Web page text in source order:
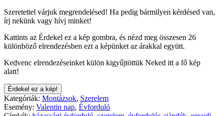
Szeretettel várjuk megrendelésed! Ha pedig bármilyen kérdésed van,
írj nekünk vagy hívj minket!
Kattints az Érdekel ez a kép gombra, és nézd meg összesen 26
különböző elrendezésben ezt a képünket az árakkal együtt.
Kedvenc elrendezéseinket külön kigyűjtöttük Neked itt a fő kép
alatt!
Érdekel ez a kép!
Kategóriák: Montázsok, Szerelem
Esemény: Valentin nap, Évforduló